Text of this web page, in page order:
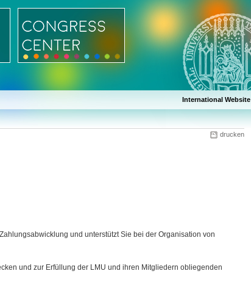
International Website
drucken
und unterstützt Sie bei der Organisation von
und zur Erfüllung der LMU und ihren Mitgliedern obliegenden